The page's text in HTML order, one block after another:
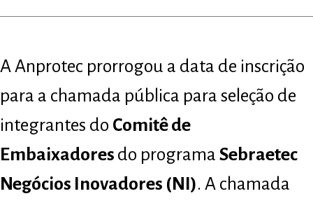
A Anprotec prorrogou a data de inscrição
para a chamada pública para seleção de
integrantes do Comitê de
Embaixadores do programa Sebraetec
Negócios Inovadores (NI). A chamada